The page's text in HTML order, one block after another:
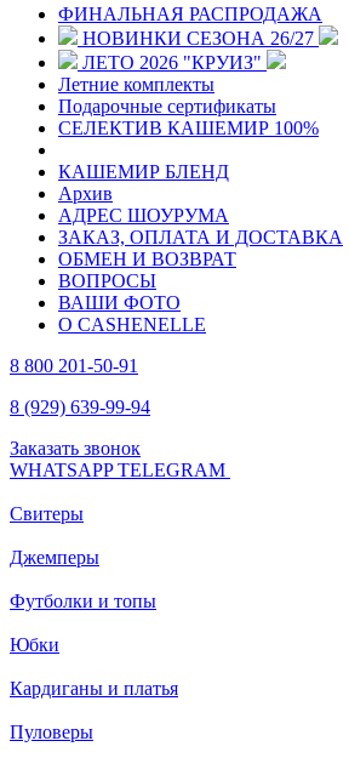
ФИНАЛЬНАЯ РАСПРОДАЖА
НОВИНКИ СЕЗОНА 26/27
ЛЕТО 2026 "КРУИЗ"
Летние комплекты
Подарочные сертификаты
СЕЛЕКТИВ КАШЕМИР 100%
КАШЕМИР БЛЕНД
Архив
АДРЕС ШОУРУМА
ЗАКАЗ, ОПЛАТА И ДОСТАВКА
ОБМЕН И ВОЗВРАТ
ВОПРОСЫ
ВАШИ ФОТО
О CASHENELLE
8 800 201-50-91
8 (929) 639-99-94
Заказать звонок
WHATSAPPTELEGRAM
Свитеры
Джемперы
Футболки и топы
Юбки
Кардиганы и платья
Пуловеры